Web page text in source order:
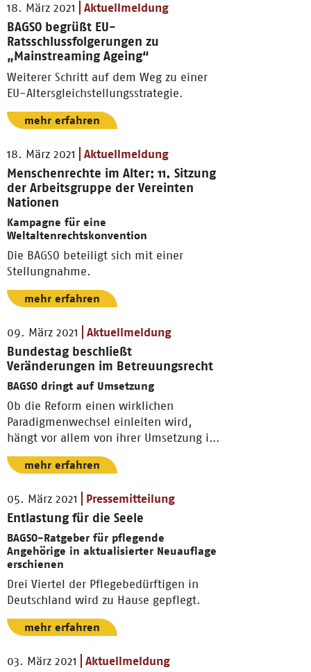
18. März 2021 Aktuellmeldung
BAGSO begrüßt EU-
Ratsschlussfolgerungen zu
„Mainstreaming Ageing“
Weiterer Schritt auf dem Weg zu einer
EU-Altersgleichstellungsstrategie.
mehr erfahren
18. März 2021 Aktuellmeldung
Menschenrechte im Alter: 11. Sitzung
der Arbeitsgruppe der Vereinten
Nationen
Kampagne für eine
Weltaltenrechtskonvention
Die BAGSO beteiligt sich mit einer
Stellungnahme.
mehr erfahren
09. März 2021 Aktuellmeldung
Bundestag beschließt
Veränderungen im Betreuungsrecht
BAGSO dringt auf Umsetzung
Ob die Reform einen wirklichen
Paradigmenwechsel einleiten wird,
hängt vor allem von ihrer Umsetzung in
den Ländern ab.
mehr erfahren
05. März 2021 Pressemitteilung
Entlastung für die Seele
BAGSO-Ratgeber für pflegende
Angehörige in aktualisierter Neuauflage
erschienen
Drei Viertel der Pflegebedürftigen in
Deutschland wird zu Hause gepflegt.
mehr erfahren
03. März 2021 Aktuellmeldung